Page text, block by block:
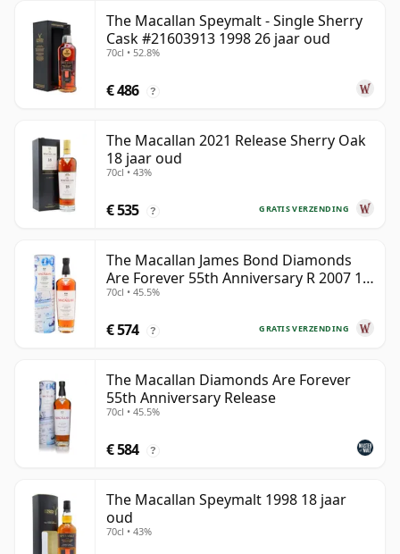
The Macallan Speymalt - Single Sherry
Cask #21603913 1998 26 jaar oud
70cl • 52.8%
€ 486 ?
The Macallan 2021 Release Sherry Oak
18 jaar oud
70cl • 43%
GRATIS VERZENDING
€ 535 ?
The Macallan James Bond Diamonds
Are Forever 55th Anniversary R 2007 18
jaar oud
70cl • 45.5%
GRATIS VERZENDING
€ 574 ?
The Macallan Diamonds Are Forever
55th Anniversary Release
70cl • 45.5%
€ 584 ?
The Macallan Speymalt 1998 18 jaar
oud
70cl • 43%